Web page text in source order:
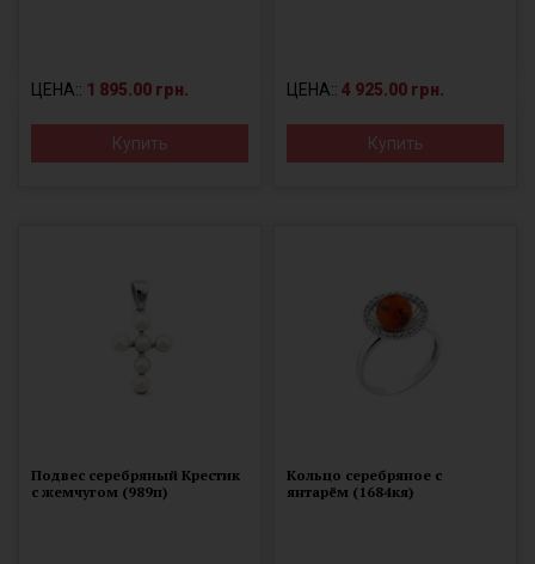
ЦЕНА:: 1 895.00 грн.
Купить
ЦЕНА:: 4 925.00 грн.
Купить
Подвес серебряный Крестик
с жемчугом (989п)
Кольцо серебряное с
янтарём (1684кя)